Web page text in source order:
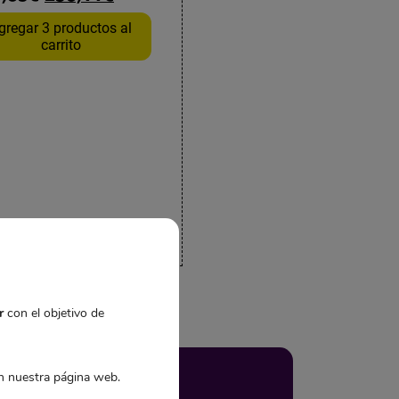
3 productos al
carrito
con el objetivo de
nuestra página web.